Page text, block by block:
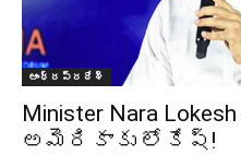
ఆంధ్రప్రదేశ్‌
Minister Nara
అమెరికాకు లోకేష్!